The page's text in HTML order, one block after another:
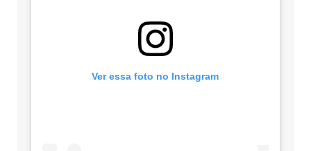
Ver essa foto no Instagram